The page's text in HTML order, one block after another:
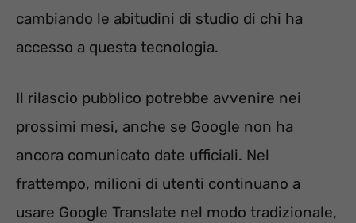
cambiando le abitudini di studio di chi ha
accesso a questa tecnologia.
Il rilascio pubblico potrebbe avvenire nei
prossimi mesi, anche se Google non ha
ancora comunicato date ufficiali. Nel
frattempo, milioni di utenti continuano a
usare Google Translate nel modo tradizionale,